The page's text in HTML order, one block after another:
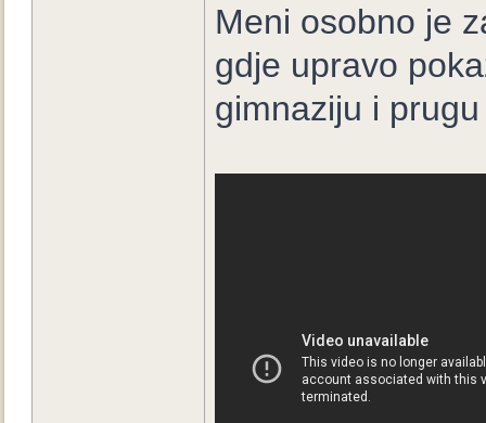
Meni osobno je
gdje upravo
gimnaziju i